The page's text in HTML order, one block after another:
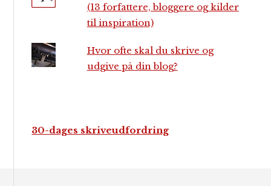
(13 forfattere, bloggere og kilder
til inspiration)
Hvor ofte skal du skrive og
udgive på din blog?
30-dages skriveudfordring